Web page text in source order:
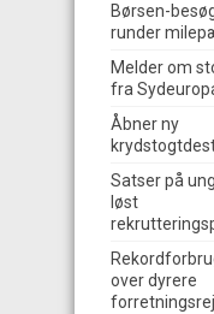
Børsen-
runder
Melder om
fra
Åbner ny
Satser på
løst
over dyrere